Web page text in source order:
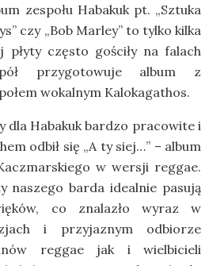
zespołu Habakuk pt. „Sztuka
czy „Bob Marley” to tylko kilka
często gościły na falach
przygotowuje album z
wokalnym Kalokagathos.
dla Habakuk bardzo pracowite i
odbił się „A ty siej…” – album
w wersji reggae.
naszego barda idealnie pasują
co znalazło wyraz w
i przyjaznym odbiorze
reggae jak i wielbicieli